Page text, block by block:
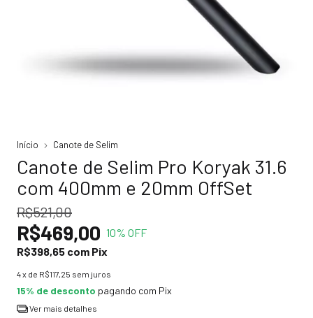
Início Canote de Selim
Canote de Selim Pro Koryak 31.6
com 400mm e 20mm OffSet
R$521,00
R$469,00 10% OFF
R$398,65 com Pix
4x de R$117,25 sem juros
15% de desconto pagando com Pix
Ver mais detalhes